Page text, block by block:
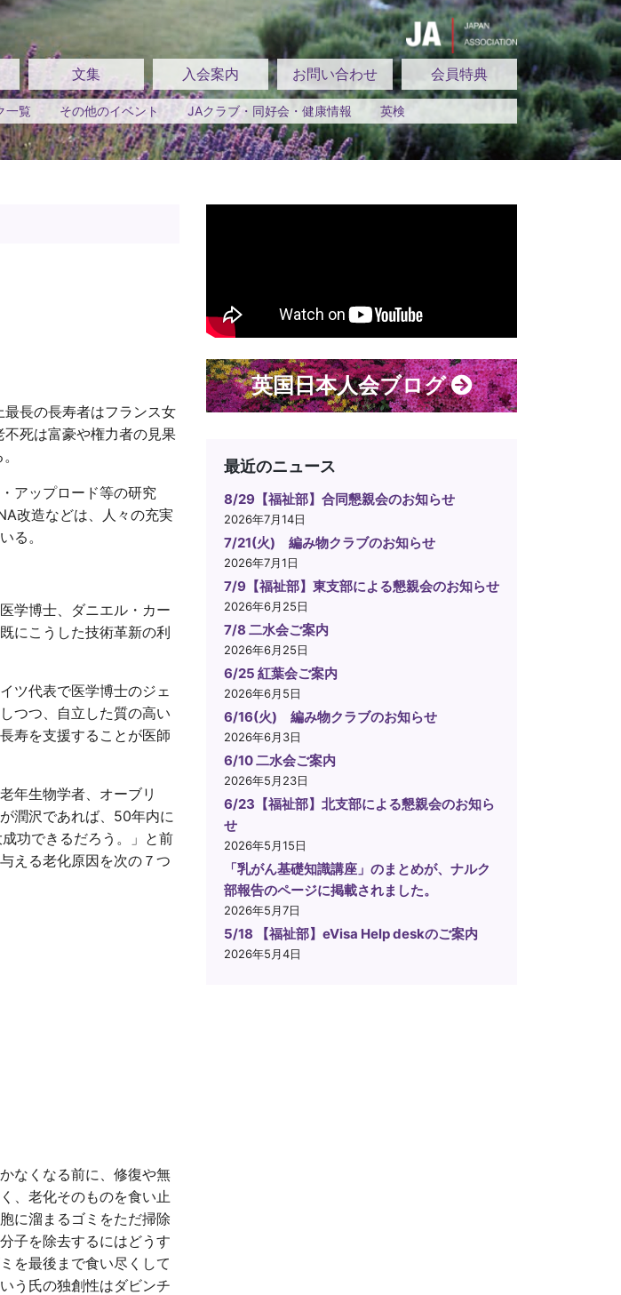
文集 入会案内 お問い合わせ 会員特典
一覧 その他のイベント JAクラブ・同好会・健康情報 英検
長の長寿者はフランス女
死は富豪や権力者の見果
アップロード等の研究
改造などは、人々の充実
る。
学博士、ダニエル・カー
にこうした技術革新の利
ツ代表で医学博士のジェ
つつ、自立した質の高い
寿を支援することが医師
年生物学者、オーブリ
潤沢であれば、50年内に
功できるだろう。」と前
える老化原因を次の７つ
なくなる前に、修復や無
、老化そのものを食い止
に溜まるゴミをただ掃除
子を除去するにはどうす
を最後まで食い尽くして
う氏の独創性はダビンチ
英国日本人会ブログ
最近のニュース
8/29【福祉部】合同懇親会のお知らせ
2026年7月14日
7/21(火) 編み物クラブのお知らせ
2026年7月1日
7/9【福祉部】東支部による懇親会のお知らせ
2026年6月25日
7/8 二水会ご案内
2026年6月25日
6/25 紅葉会ご案内
2026年6月5日
6/16(火) 編み物クラブのお知らせ
2026年6月3日
6/10 二水会ご案内
2026年5月23日
6/23【福祉部】北支部による懇親会のお知ら
せ
2026年5月15日
「乳がん基礎知識講座」のまとめが、ナルク
部報告のページに掲載されました。
2026年5月7日
5/18 【福祉部】eVisa Help deskのご案内
2026年5月4日